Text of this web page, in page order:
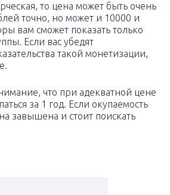
то цена может быть очень
точно, но может и 10000 и
вам сможет показать только
Если вас убедят
такой монетизации,
что при адекватной цене
за 1 год. Если окупаемость
завышена и стоит поискать